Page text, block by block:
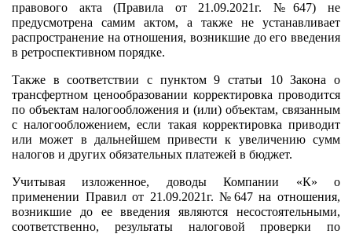
правового акта (Правила от 21.09.2021г. №647) не
предусмотрена самим актом, а также не устанавливает
распространение на отношения, возникшие до его введения
в ретроспективном порядке.
Также в соответствии с пунктом 9 статьи 10 Закона о
трансфертном ценообразовании корректировка проводится
по объектам налогообложения и (или) объектам, связанным
с налогообложением, если такая корректировка приводит
или может в дальнейшем привести к увеличению сумм
налогов и других обязательных платежей в бюджет.
Учитывая изложенное, доводы Компании «К» о
применении Правил от 21.09.2021г. №647 на отношения,
возникшие до ее введения являются несостоятельными,
соответственно, результаты налоговой проверки по